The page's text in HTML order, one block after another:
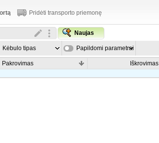
Pridėti transporto priemonę
Naujas
Kėbulo tipas Papildomi parametrai
Pakrovimas Iškrovimas